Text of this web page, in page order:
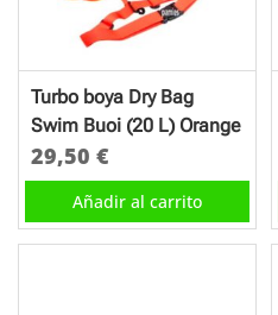
Turbo boya Dry Bag
Swim Buoi (20 L) Orange
29,50 €
Añadir al carrito